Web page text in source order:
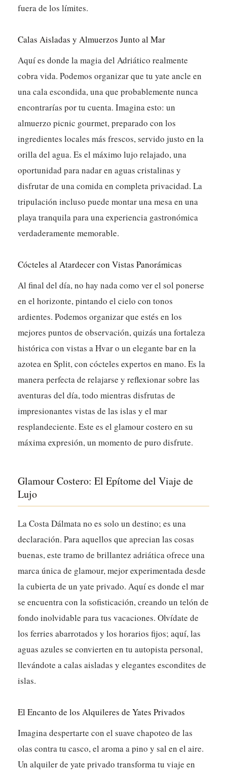
fuera de los límites.
Calas Aisladas y Almuerzos Junto al Mar
Aquí es donde la magia del Adriático realmente
cobra vida. Podemos organizar que tu yate ancle en
una cala escondida, una que probablemente nunca
encontrarías por tu cuenta. Imagina esto: un
almuerzo picnic gourmet, preparado con los
ingredientes locales más frescos, servido justo en la
orilla del agua. Es el máximo lujo relajado, una
oportunidad para nadar en aguas cristalinas y
disfrutar de una comida en completa privacidad. La
tripulación incluso puede montar una mesa en una
playa tranquila para una experiencia gastronómica
verdaderamente memorable.
Cócteles al Atardecer con Vistas Panorámicas
Al final del día, no hay nada como ver el sol ponerse
en el horizonte, pintando el cielo con tonos
ardientes. Podemos organizar que estés en los
mejores puntos de observación, quizás una fortaleza
histórica con vistas a Hvar o un elegante bar en la
azotea en Split, con cócteles expertos en mano. Es la
manera perfecta de relajarse y reflexionar sobre las
aventuras del día, todo mientras disfrutas de
impresionantes vistas de las islas y el mar
resplandeciente. Este es el glamour costero en su
máxima expresión, un momento de puro disfrute.
Glamour Costero: El Epítome del Viaje de
Lujo
La Costa Dálmata no es solo un destino; es una
declaración. Para aquellos que aprecian las cosas
buenas, este tramo de brillantez adriática ofrece una
marca única de glamour, mejor experimentada desde
la cubierta de un yate privado. Aquí es donde el mar
se encuentra con la sofisticación, creando un telón de
fondo inolvidable para tus vacaciones. Olvídate de
los ferries abarrotados y los horarios fijos; aquí, las
aguas azules se convierten en tu autopista personal,
llevándote a calas aisladas y elegantes escondites de
islas.
El Encanto de los Alquileres de Yates Privados
Imagina despertarte con el suave chapoteo de las
olas contra tu casco, el aroma a pino y sal en el aire.
Un alquiler de yate privado transforma tu viaje en